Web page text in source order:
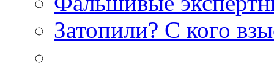
Затопили? С кого